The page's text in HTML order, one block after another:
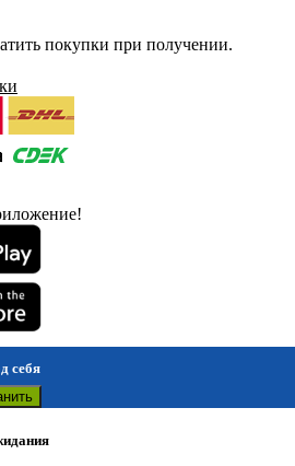
покупки при получении.
себя